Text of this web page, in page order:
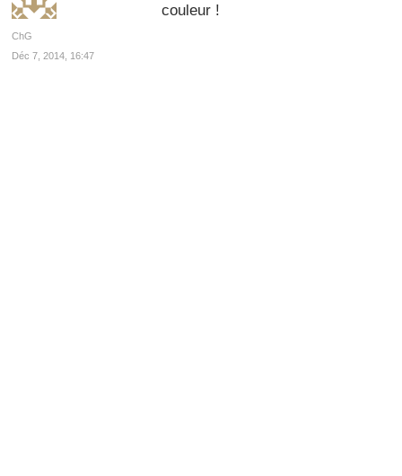
ChG
Déc 7, 2014, 16:47
couleur !